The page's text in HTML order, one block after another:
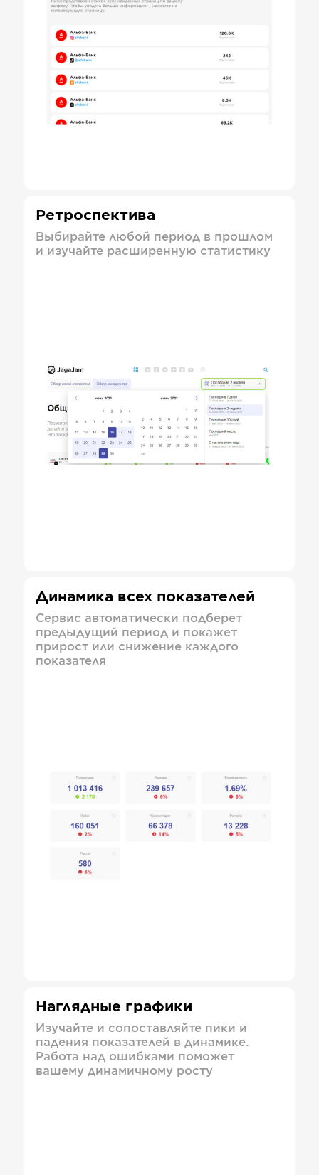
Ретроспектива
Выбирайте любой период в прошлом
и изучайте расширенную статистику
Динамика всех показателей
Сервис автоматически подберет
предыдущий период и покажет
прирост или снижение каждого
показателя
Наглядные графики
Изучайте и сопоставляйте пики и
падения показателей в динамике.
Работа над ошибками поможет
вашему динамичному росту